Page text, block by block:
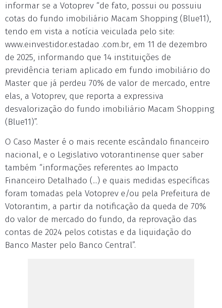
informar se a Votoprev “de fato, possui ou possuiu
cotas do fundo imobiliário Macam Shopping (Blue11),
tendo em vista a notícia veiculada pelo site:
www.einvestidor.estadao .com.br, em 11 de dezembro
de 2025, informando que 14 instituições de
previdência teriam aplicado em fundo imobiliário do
Master que já perdeu 70% de valor de mercado, entre
elas, a Votoprev, que reporta a expressiva
desvalorização do fundo imobiliário Macam Shopping
(Blue11)”.
O Caso Master é o mais recente escândalo financeiro
nacional, e o Legislativo votorantinense quer saber
também “informações referentes ao Impacto
Financeiro Detalhado (...) e quais medidas específicas
foram tomadas pela Votoprev e/ou pela Prefeitura de
Votorantim, a partir da notificação da queda de 70%
do valor de mercado do fundo, da reprovação das
contas de 2024 pelos cotistas e da liquidação do
Banco Master pelo Banco Central”.